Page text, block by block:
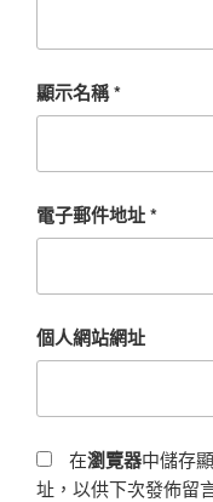
顯示名稱*
電子郵件地址*
個人網站網址
在瀏覽器中儲存
址，以供下次發佈留